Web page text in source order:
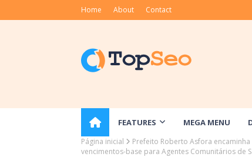
Home About Contact
FEATURES MEGA MENU
Página inicial
Prefeito Roberto Asfora
vencimentos-base para Agentes Comunitários de